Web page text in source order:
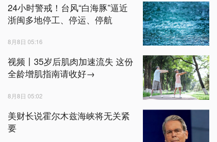
24小时警戒！台风“白海豚”逼近
浙闽多地停工、停运、停航
8月8日 05:16
视频丨35岁后肌肉加速流失 这份
全龄增肌指南请收好→
8月8日 05:02
美财长说霍尔木兹海峡将无关紧
要